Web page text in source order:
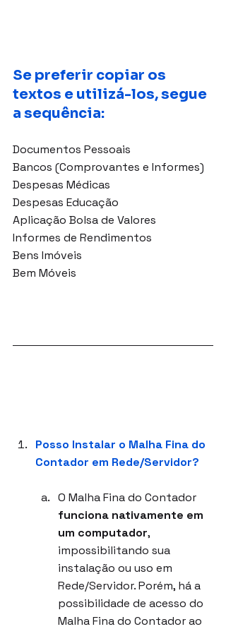
Se preferir copiar os
textos e utilizá-los, segue
a sequência:
Documentos Pessoais
Bancos (Comprovantes e Informes)
Despesas Médicas
Despesas Educação
Aplicação Bolsa de Valores
Informes de Rendimentos
Bens Imóveis
Bem Móveis
Posso Instalar o Malha Fina do
Contador em Rede/Servidor?
O Malha Fina do Contador
funciona nativamente em
um computador,
impossibilitando sua
instalação ou uso em
Rede/Servidor. Porém, há a
possibilidade de acesso do
Malha Fina do Contador ao